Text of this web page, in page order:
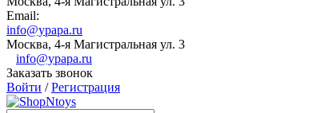
Email:
info@ypapa.ru
Москва, 4-я Магистральная ул. 3
info@ypapa.ru
Заказать звонок
Войти /Регистрация